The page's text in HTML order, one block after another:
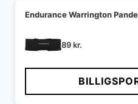
Endurance Warrington
89kr.